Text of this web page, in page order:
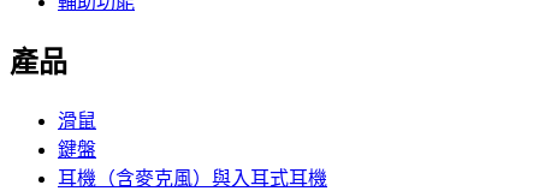
產品
滑鼠
鍵盤
耳機（含麥克風）與入耳式耳機